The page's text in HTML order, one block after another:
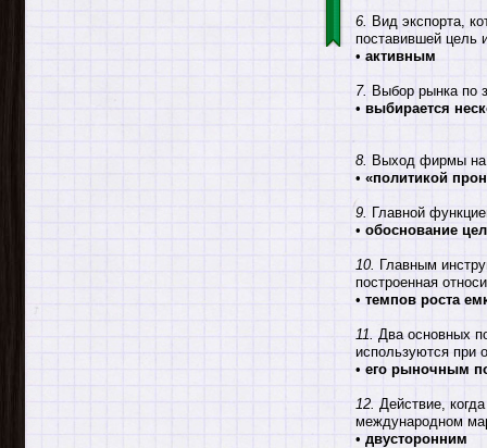
6. Вид экспорта,
поставившей цель
• активным
7. Выбор рынка по
• выбирается
8. Выход фирмы на
• «политикой
9. Главной
• обоснование
10. Главным
построенная
• темпов роста
11.
Два основных
используются при
• его рыночным
12. Действие,
международном
• двусторонним